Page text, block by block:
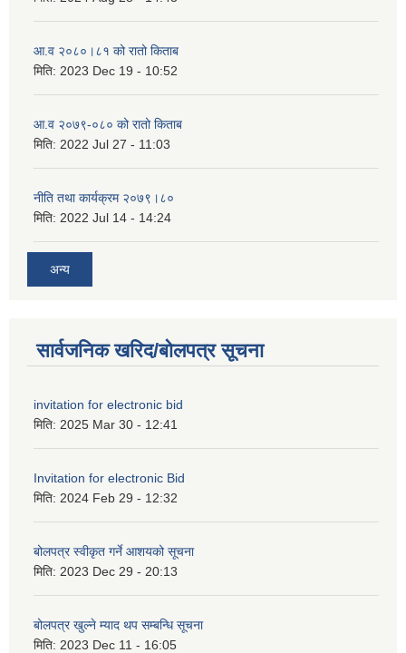
आ.व २०८०।८१ को रातो किताब
मिति: 2023 Dec 19 - 10:52
आ.व २०७९-०८० को रातो किताब
मिति: 2022 Jul 27 - 11:03
नीति तथा कार्यक्रम २०७९।८०
मिति: 2022 Jul 14 - 14:24
अन्य
सार्वजनिक खरिद/बोलपत्र सूचना
invitation for electronic bid
मिति: 2025 Mar 30 - 12:41
Invitation for electronic Bid
मिति: 2024 Feb 29 - 12:32
बोलपत्र स्वीकृत गर्ने आशयको सूचना
मिति: 2023 Dec 29 - 20:13
बोलपत्र खुल्ने म्याद थप सम्बन्धि सूचना
मिति: 2023 Dec 11 - 16:05